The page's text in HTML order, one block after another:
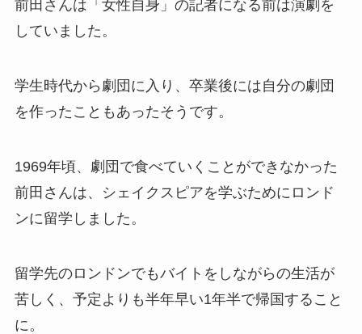
前田さんは「女性自身」の記者になる前は演劇を
していました。
学生時代から劇団に入り、卒業後には自分の劇団
を作ったこともあったそうです。
1969年頃、劇団で食べていくことができなかった
前田さんは、シェイクスピアを学ぶためにロンド
ンに留学しました。
留学先のロンドンでもバイトをしながらの生活が
苦しく、予定よりも半年早い1年半で帰国すること
に。